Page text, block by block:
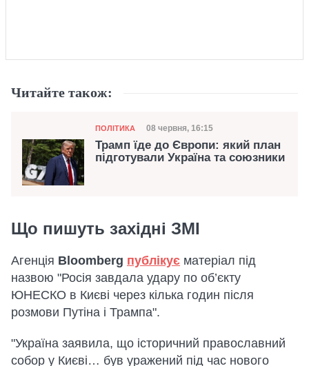
Читайте також:
Категорія
ПОЛІТИКА Дата публікації
08 червня, 16:15
Трамп їде до Європи: який план
підготували Україна та союзники
Що пишуть західні ЗМІ
Агенція Bloomberg публікує матеріал під
назвою "Росія завдала удару по об’єкту
ЮНЕСКО в Києві через кілька годин після
розмови Путіна і Трампа".
"Україна заявила, що історичний православний
собор у Києві… був уражений під час нового